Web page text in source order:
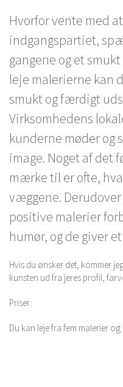
Hvorfor vente med
indgangspartiet,
gangene og et
leje malerierne kan
smukt og færdigt
Virksomhedens
kunderne møder og
image. Noget af det
mærke til er ofte,
væggene.
positive malerier
humør, og de giver
Hvis du ønsker det, kommer
kunsten ud fra jeres profil,
Priser:
Du kan leje fra fem malerier
Pris